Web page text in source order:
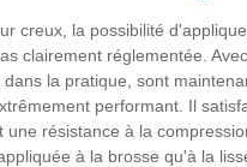
creux, la possibilité
clairement réglementée.
la pratique, sont
performant. Il
résistance à la
à la brosse qu'à la